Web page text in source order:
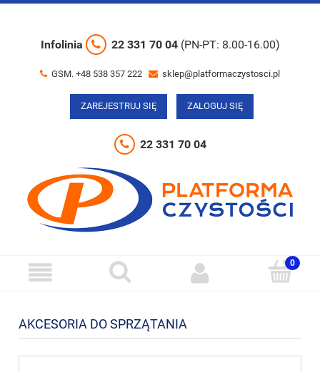
Infolinia 22 331 70 04 (PN-PT: 8.00-16.00)
GSM. +48 538 357 222 sklep@platformaczystosci.pl
ZAREJESTRUJ SIĘ ZALOGUJ SIĘ
22 331 70 04
AKCESORIA DO SPRZĄTANIA